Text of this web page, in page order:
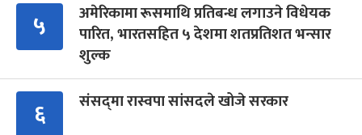
५
अमेरिकामा रूसमाथि प्रतिबन्ध लगाउने विधेयक
पारित, भारतसहित ५ देशमा शतप्रतिशत भन्सार
शुल्क
६ संसद्‍मा रास्वपा सांसदले खोजे सरकार